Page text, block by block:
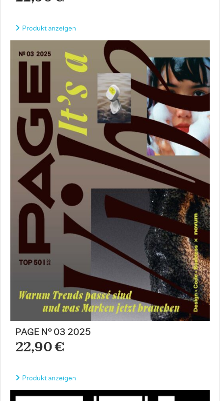
Produkt anzeigen
PAGE N° 03 2025
22,90 €
Produkt anzeigen